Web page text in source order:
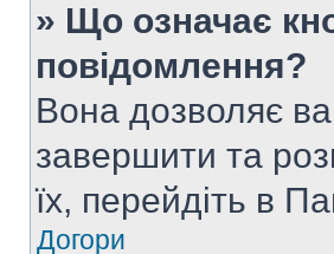
» Що означає
повідомлення?
Вона дозволяє
завершити та
їх, перейдіть в
Догори